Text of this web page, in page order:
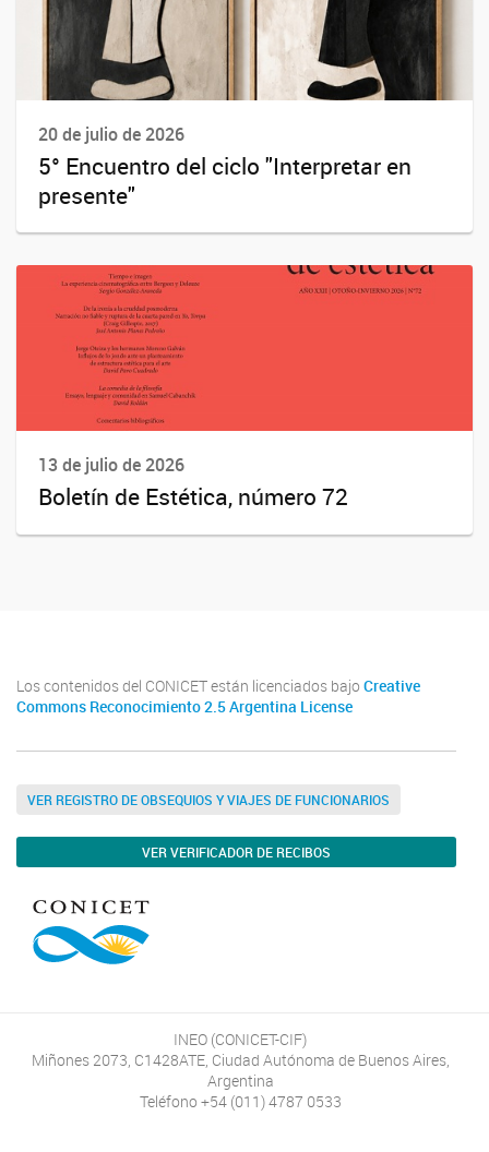
20 de julio de 2026
5° Encuentro del ciclo "Interpretar en
presente"
13 de julio de 2026
Boletín de Estética, número 72
Los contenidos del CONICET están licenciados bajo Creative
Commons Reconocimiento 2.5 Argentina License
VER REGISTRO DE OBSEQUIOS Y VIAJES DE FUNCIONARIOS
VER VERIFICADOR DE RECIBOS
INEO (CONICET-CIF)
Miñones 2073, C1428ATE, Ciudad Autónoma de Buenos Aires,
Argentina
Teléfono +54 (011) 4787 0533